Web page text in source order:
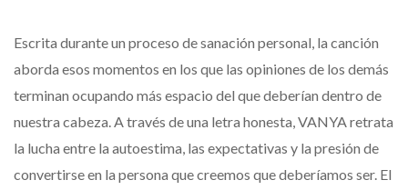
Escrita durante un proceso de sanación personal, la canción
aborda esos momentos en los que las opiniones de los demás
terminan ocupando más espacio del que deberían dentro de
nuestra cabeza. A través de una letra honesta, VANYA retrata
la lucha entre la autoestima, las expectativas y la presión de
convertirse en la persona que creemos que deberíamos ser. El